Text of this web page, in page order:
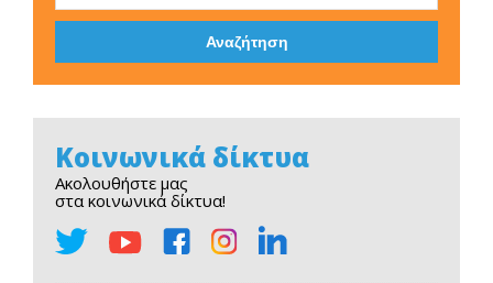
Κοινωνικά δίκτυα
Ακολουθήστε μας
στα κοινωνικά δίκτυα!